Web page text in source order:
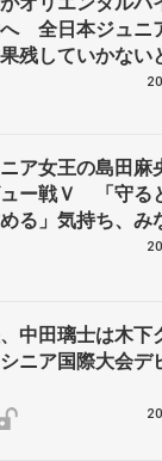
全日本ジュニ
残していかな
ーソン・ブラウ
言感謝
ア女王の島田麻
ー戦Ｖ 「守る
る」気持ち、み
中田璃士は木下
ニア国際大会デ